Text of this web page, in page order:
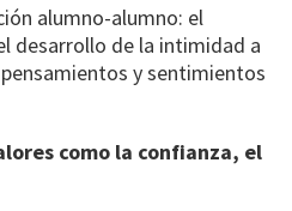
alumno-alumno: el
desarrollo de la intimidad a
y sentimientos
como la confianza, el